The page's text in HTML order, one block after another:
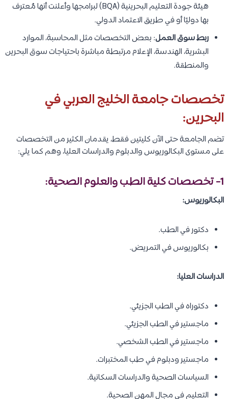
هيئة جودة التعليم البحرينية (BQA) لبرامجها وأعلنت أنها مُعترف
بها دوليًا أو في طريق الاعتماد الدولي.
ربط سوق العمل: بعض التخصصات مثل المحاسبة، الموارد
البشرية، الهندسة، الإعلام مرتبطة مباشرة باحتياجات سوق البحرين
والمنطقة.
تخصصات جامعة الخليج العربي في
البحرين:
تضم الجامعة حتى الآن كليتين فقط، يقدمان الكثير من التخصصات
على مستوى البكالوريوس والدبلوم والدراسات العليا، وهم كما يلي:
1- تخصصات كلية الطب والعلوم الصحية:
البكالوريوس:
دكتور في الطب.
بكالوريوس في التمريض.
الدراسات العليا:
دكتوراه في الطب الجزيئي.
ماجستير في الطب الجزيئي.
ماجستير في الطب الشخصي.
ماجستير ودبلوم في طب المختبرات​​​.
السياسات الصحية والدراسات السكانية.
التعليم في مجال المهن الصحية.